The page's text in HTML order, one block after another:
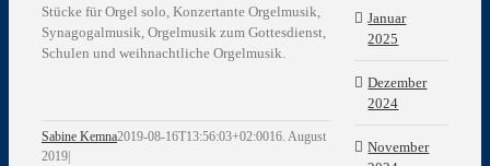
Stücke für Orgel solo, Konzertante Orgelmusik,
Synagogalmusik, Orgelmusik zum Gottesdienst,
Schulen und weihnachtliche Orgelmusik.
Sabine Kemna2019-08-16T13:56:03+02:0016. August
2019|
Januar
2025
Dezember
2024
November